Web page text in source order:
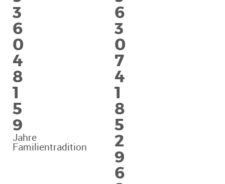
3
6
0
4
8
1
5
9
Jahre
Familientradition
6
3
0
7
4
1
8
5
2
9
6